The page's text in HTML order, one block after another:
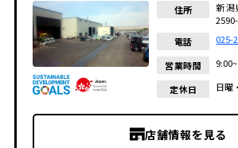
住所
新潟
電話
025-
営業時間
定休日 日曜
店舗情報を見る